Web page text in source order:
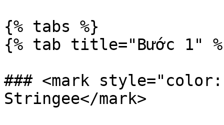
{% tabs %}
{% tab title="Bước 1"
### <mark
Stringee</mark>